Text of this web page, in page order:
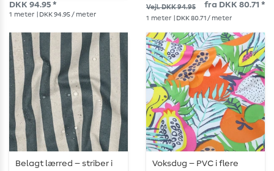
DKK 94.95 *
1 meter | DKK 94.95 / meter
Vejl. DKK 94.95 fra DKK 80.71 *
1 meter | DKK 80.71 / meter
Belagt lærred – striber i
Voksdug – PVC i flere